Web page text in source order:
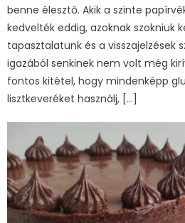
benne élesztő. Akik a szinte
kedvelték eddig, azoknak szokniuk
tapasztalatunk és a visszajelzések
igazából senkinek nem volt még
fontos kitétel, hogy mindenképp
lisztkeveréket használj, […]